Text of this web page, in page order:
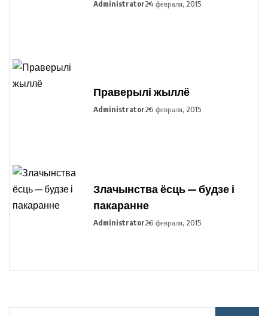
Administrator24 февраля, 2015
Праверылі жыллё
Administrator26 февраля, 2015
Злачынства ёсць — будзе і
пакаранне
Administrator26 февраля, 2015